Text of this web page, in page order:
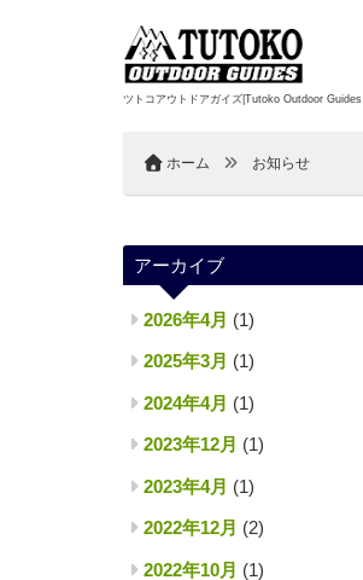
ツトコアウトドアガイズ|Tutoko Outdoor Guides
ホーム お知らせ
アーカイブ
2026年4月 (1)
2025年3月 (1)
2024年4月 (1)
2023年12月 (1)
2023年4月 (1)
2022年12月 (2)
2022年10月 (1)